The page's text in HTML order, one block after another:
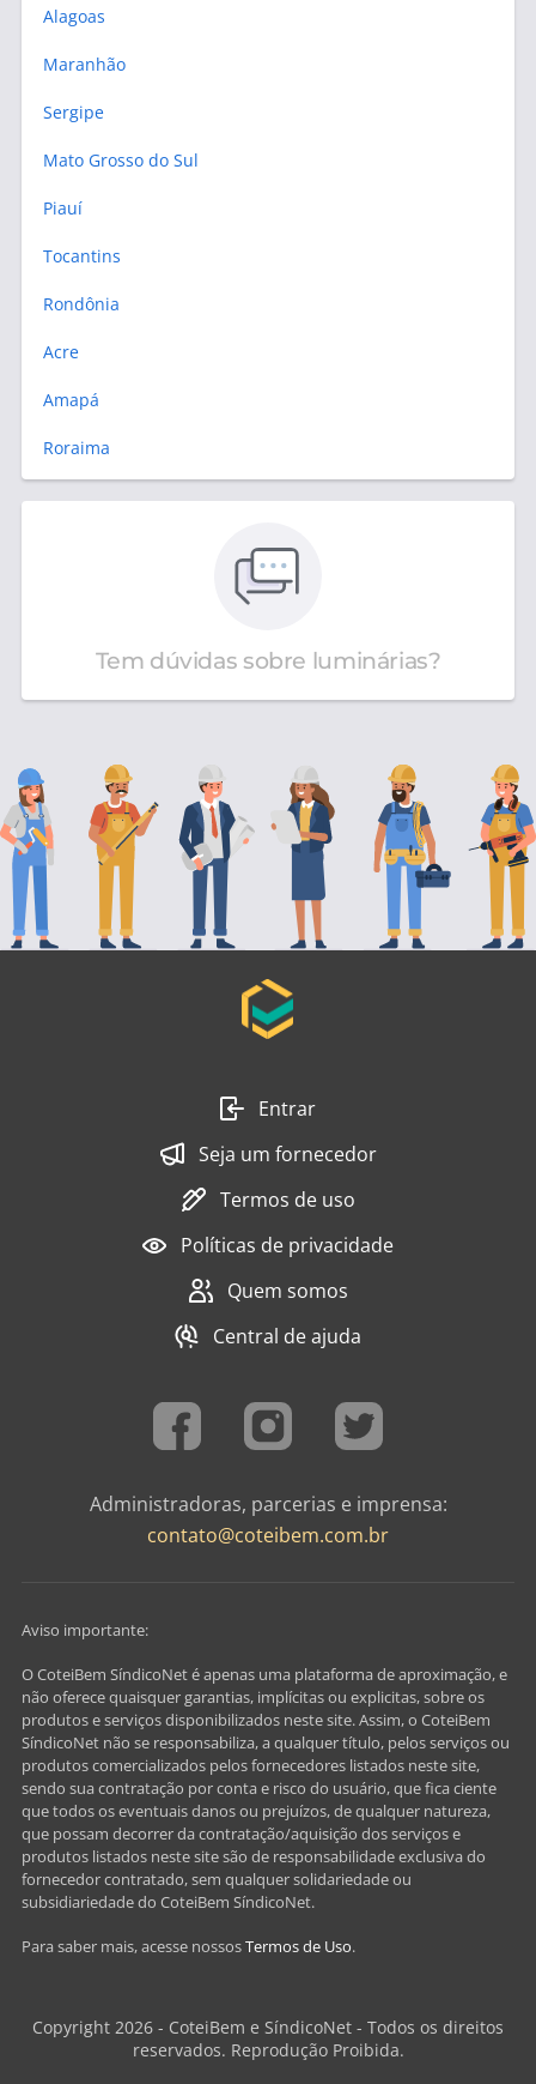
Alagoas
Maranhão
Sergipe
Mato Grosso do Sul
Piauí
Tocantins
Rondônia
Acre
Amapá
Roraima
Tem dúvidas sobre luminárias?
Entrar
Seja um fornecedor
Termos de uso
Políticas de privacidade
Quem somos
Central de ajuda
Administradoras, parcerias e imprensa:
contato@coteibem.com.br
Aviso importante:
O CoteiBem SíndicoNet é apenas uma plataforma de aproximação, e
não oferece quaisquer garantias, implícitas ou explicitas, sobre os
produtos e serviços disponibilizados neste site. Assim, o CoteiBem
SíndicoNet não se responsabiliza, a qualquer título, pelos serviços ou
produtos comercializados pelos fornecedores listados neste site,
sendo sua contratação por conta e risco do usuário, que fica ciente
que todos os eventuais danos ou prejuízos, de qualquer natureza,
que possam decorrer da contratação/aquisição dos serviços e
produtos listados neste site são de responsabilidade exclusiva do
fornecedor contratado, sem qualquer solidariedade ou
subsidiariedade do CoteiBem SíndicoNet.
Para saber mais, acesse nossosTermos de Uso.
Copyright 2026 - CoteiBem e SíndicoNet - Todos os direitos
reservados. Reprodução Proibida.